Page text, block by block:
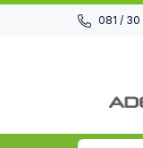
081 / 30